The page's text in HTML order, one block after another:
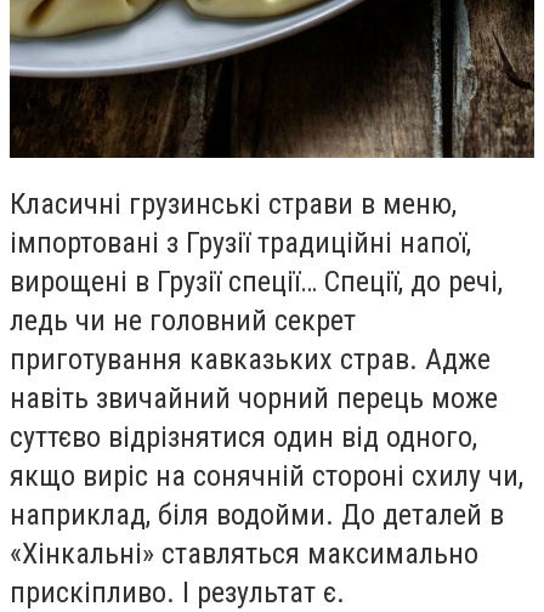
Класичні грузинські страви в меню,
імпортовані з Грузії традиційні напої,
вирощені в Грузії спеції… Спеції, до речі,
ледь чи не головний секрет
приготування кавказьких страв. Адже
навіть звичайний чорний перець може
суттєво відрізнятися один від одного,
якщо виріс на сонячній стороні схилу чи,
наприклад, біля водойми. До деталей в
«Хінкальні» ставляться максимально
прискіпливо. І результат є.